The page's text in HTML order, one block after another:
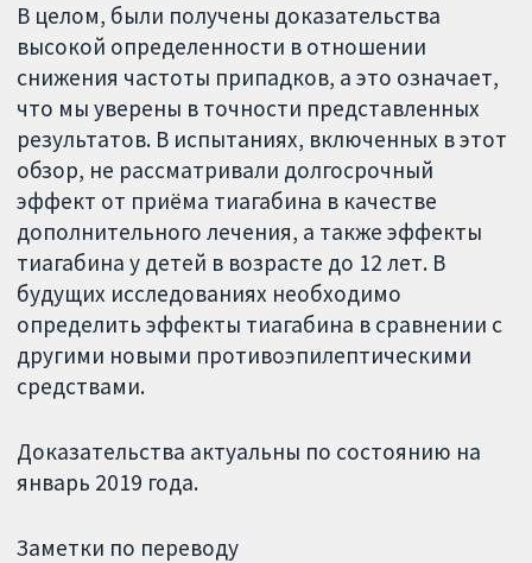
В целом, были получены доказательства
высокой определенности в отношении
снижения частоты припадков, а это означает,
что мы уверены в точности представленных
результатов. В испытаниях, включенных в этот
обзор, не рассматривали долгосрочный
эффект от приёма тиагабина в качестве
дополнительного лечения, а также эффекты
тиагабина у детей в возрасте до 12 лет. В
будущих исследованиях необходимо
определить эффекты тиагабина в сравнении с
другими новыми противоэпилептическими
средствами.
Доказательства актуальны по состоянию на
январь 2019 года.
Заметки по переводу